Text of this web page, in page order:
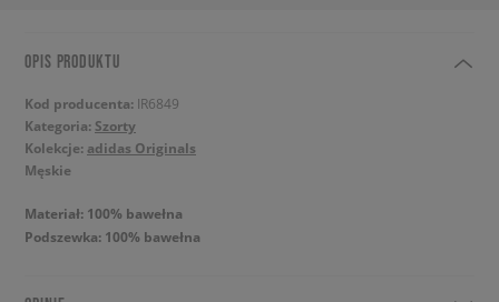
OPIS PRODUKTU
Kod producenta: IR6849
Kategoria: Szorty
Kolekcje: adidas Originals
Męskie
Materiał: 100% bawełna
Podszewka: 100% bawełna